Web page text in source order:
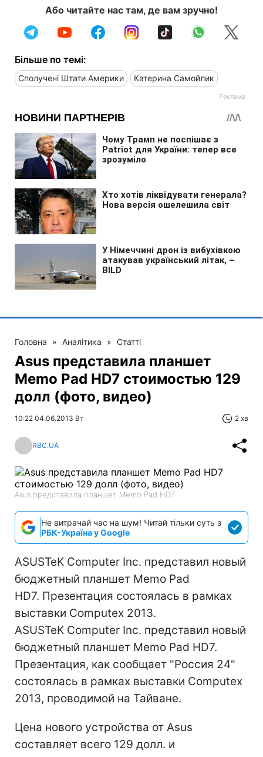
Або читайте нас там, де вам зручно!
Більше по темі:
Сполучені Штати Америки Катерина Самойлик
Головна » Аналітика » Статті
Asus представила планшет
Memo Pad HD7 стоимостью 129
долл (фото, видео)
10:22 04.06.2013 Вт 2 хв
RBC.UA
Asus представила планшет Memo Pad HD7
Не витрачай час на шум! Читай тільки суть з
РБК-Україна у Google
ASUSTeK Computer Inc. представил новый
бюджетный планшет Memo Pad
HD7. Презентация состоялась в рамках
выставки Computex 2013.
ASUSTeK Computer Inc. представил новый
бюджетный планшет Memo Pad HD7.
Презентация, как сообщает "Россия 24"
состоялась в рамках выставки Computex
2013, проводимой на Тайване.
Цена нового устройства от Asus
составляет всего 129 долл. и